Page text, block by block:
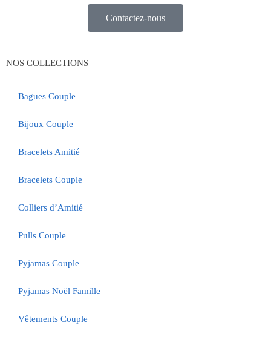
Contactez-nous
NOS COLLECTIONS
Bagues Couple
Bijoux Couple
Bracelets Amitié
Bracelets Couple
Colliers d’Amitié
Pulls Couple
Pyjamas Couple
Pyjamas Noël Famille
Vêtements Couple